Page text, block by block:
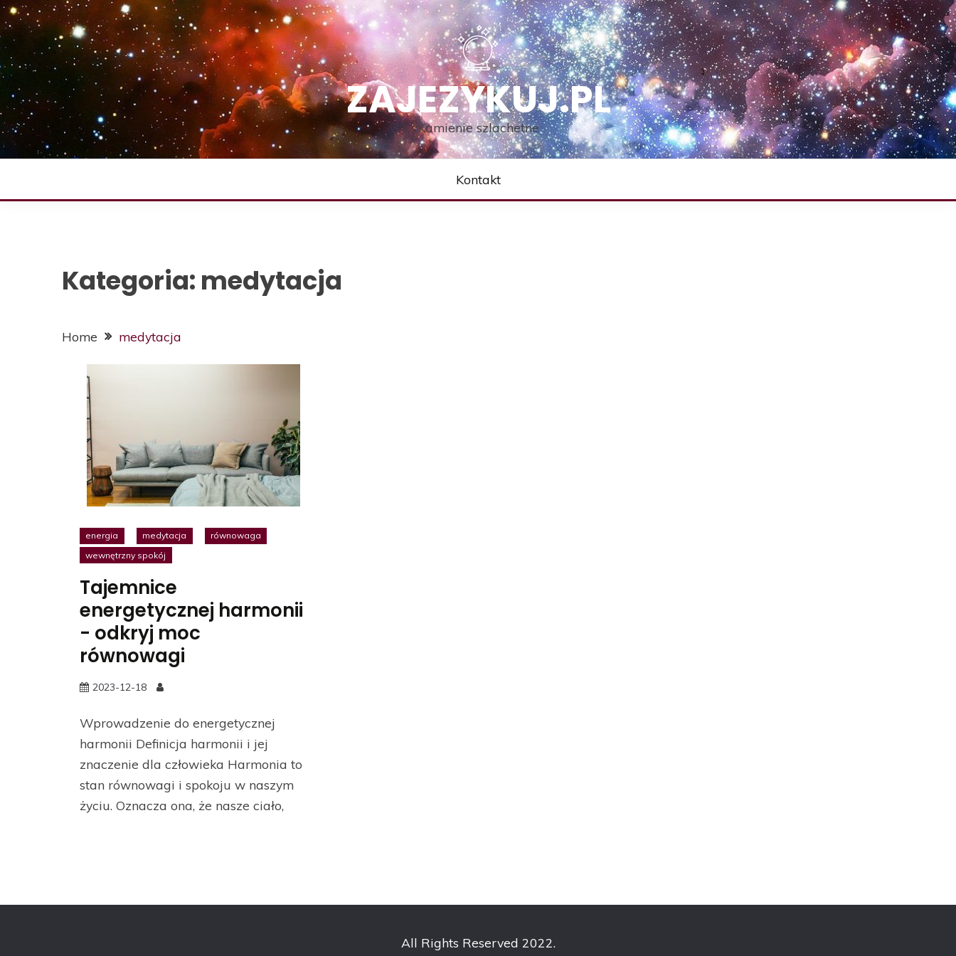
Skip
to
content
ZAJEZYKUJ.PL
Kamienie szlachetne
Kontakt
Kategoria: medytacja
Home medytacja
energia medytacja
równowaga
wewnętrzny spokój
Tajemnice
energetycznej harmonii
- odkryj moc
równowagi
2023-12-18
Wprowadzenie do energetycznej
harmonii Definicja harmonii i jej
znaczenie dla człowieka Harmonia to
stan równowagi i spokoju w naszym
życiu. Oznacza ona, że nasze ciało,
All Rights Reserved 2022.